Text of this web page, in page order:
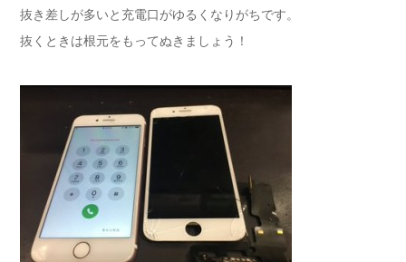
抜き差しが多いと充電口がゆるくなりがちです。
抜くときは根元をもってぬきましょう！